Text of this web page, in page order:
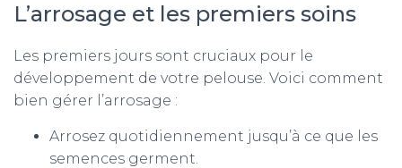
L’arrosage et les premiers soins
Les premiers jours sont cruciaux pour le
développement de votre pelouse. Voici comment
bien gérer l’arrosage :
Arrosez quotidiennement jusqu’à ce que les
semences germent.